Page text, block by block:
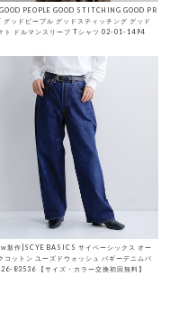
PEOPLE GOOD STITCHING GOOD PR
グッドピープル グッドスティッチング グッド
ト ドルマンスリーブ Tシャツ 02-01-1494
新作]SCYE BASICS サイベーシックス オー
コットン ユーズドウォッシュ バギーデニムパ
83536 【サイズ・カラー交換初回無料】